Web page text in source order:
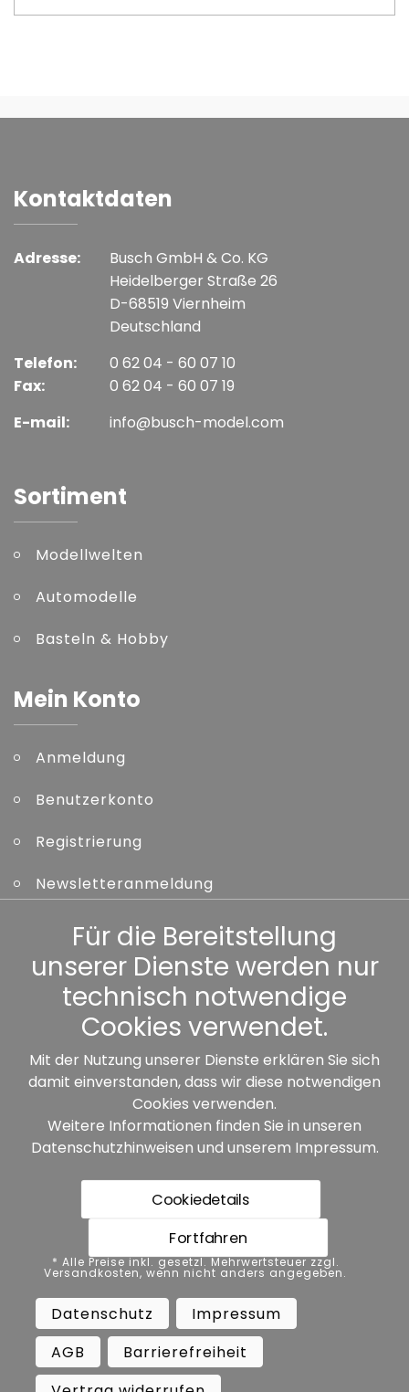
Kontaktdaten
Adresse:
Busch GmbH & Co. KG
Heidelberger Straße 26
D-68519 Viernheim
Deutschland
Telefon:
Fax:
0 62 04 - 60 07 10
0 62 04 - 60 07 19
E-mail:
info@busch-model.com
Sortiment
Modellwelten
Automodelle
Basteln & Hobby
Mein Konto
Anmeldung
Benutzerkonto
Registrierung
Newsletteranmeldung
Kennwort vergessen
Sonstiges
Unsere Partner:
* Alle Preise inkl. gesetzl. Mehrwertsteuer zzgl.
Versandkosten, wenn nicht anders angegeben.
Datenschutz Impressum
Barrierefreiheit
Vertrag widerrufen
Widerrufsbelehrung
Für die Bereitstellung
unserer Dienste werden nur
technisch notwendige
Cookies verwendet.
Mit der Nutzung unserer Dienste erklären Sie sich
damit einverstanden, dass wir diese notwendigen
Cookies verwenden.
Weitere Informationen finden Sie in unseren
Datenschutzhinweisen und unserem Impressum.
Cookiedetails
Fortfahren
* Alle Preise inkl. gesetzl. Mehrwertsteuer zzgl.
Versandkosten, wenn nicht anders angegeben.
Datenschutz
Impressum
AGB
Barrierefreiheit